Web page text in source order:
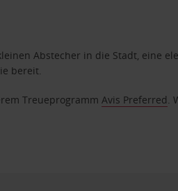
Abstecher in die Stadt, eine
bereit.
TreueprogrammAvis Preferred.